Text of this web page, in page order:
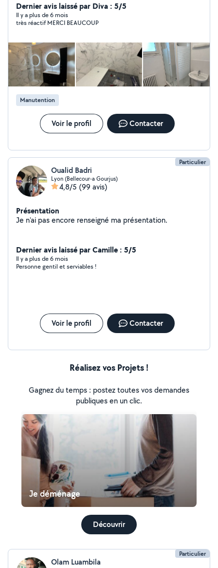
Dernier avis laissé par Diva : 5/5
Il y a plus de 6 mois
très réactif MERCI BEAUCOUP
Manutention
Voir le profil Contacter
Particulier
Oualid Badri
Lyon (Bellecour-a Gourjus)
4,8/5 (99 avis)
Présentation
Je n'ai pas encore renseigné ma présentation.
Dernier avis laissé par Camille : 5/5
Il y a plus de 6 mois
Personne gentil et serviables !
Voir le profil Contacter
Réalisez vos Projets !
Gagnez du temps : postez toutes vos demandes
publiques en un clic.
Je déménage
Découvrir
Particulier
Olam Luambila